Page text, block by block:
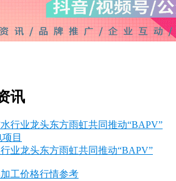
讯
业龙头东方雨虹共同推动“BAPV”
工价格行情参考